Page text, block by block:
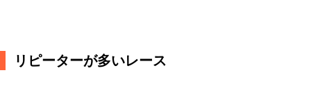
リピーターが多いレース